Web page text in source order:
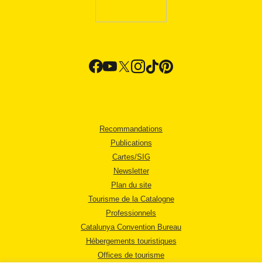
Recommandations
Publications
Cartes/SIG
Newsletter
Plan du site
Tourisme de la Catalogne
Professionnels
Catalunya Convention Bureau
Hébergements touristiques
Offices de tourisme